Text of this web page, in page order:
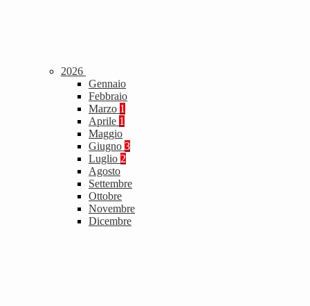
2026
Gennaio
Febbraio
Marzo 1
Aprile 1
Maggio
Giugno 3
Luglio 2
Agosto
Settembre
Ottobre
Novembre
Dicembre